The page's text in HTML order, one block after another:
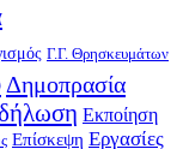
Γ.Γ. Θρησκευμάτων
Δημοπρασία
Εκποίηση
Επίσκεψη Εργασίες